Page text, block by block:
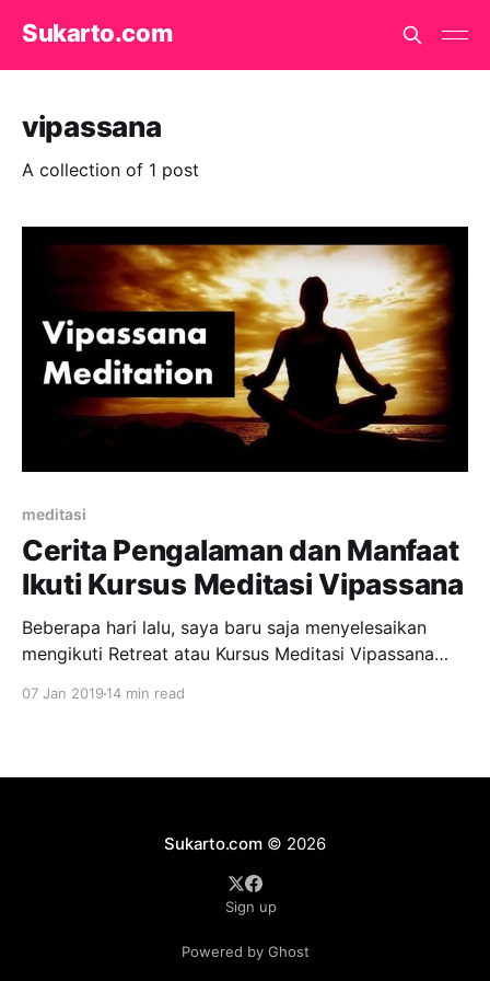
Sukarto.com
vipassana
A collection of 1 post
meditasi
Cerita Pengalaman dan Manfaat
Ikuti Kursus Meditasi Vipassana
Beberapa hari lalu, saya baru saja menyelesaikan
mengikuti Retreat atau Kursus Meditasi Vipassana
07 Jan 2019 14 min read
Sukarto.com© 2026
Sign up
Powered by Ghost